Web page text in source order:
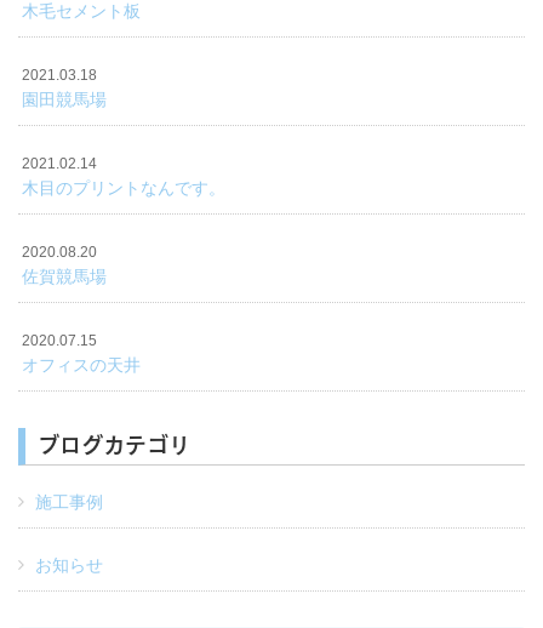
木毛セメント板
2021.03.18
園田競馬場
2021.02.14
木目のプリントなんです。
2020.08.20
佐賀競馬場
2020.07.15
オフィスの天井
ブログカテゴリ
施工事例
お知らせ